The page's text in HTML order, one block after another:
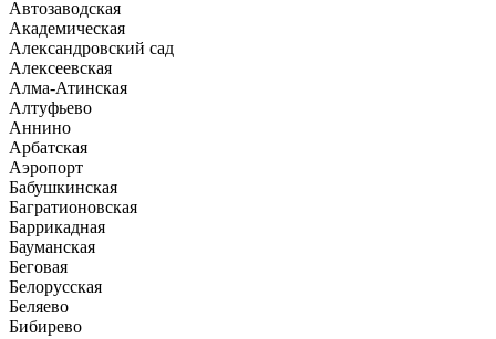
Автозаводская
Академическая
Александровский сад
Алексеевская
Алма-Атинская
Алтуфьево
Аннино
Арбатская
Аэропорт
Бабушкинская
Багратионовская
Баррикадная
Бауманская
Беговая
Белорусская
Беляево
Бибирево